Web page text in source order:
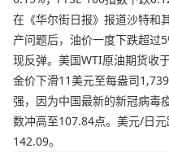
在《华尔街日报》报道沙特和
产问题后，油价一度下跌超过
现反弹。美国WTI原油期货收
金价下滑11美元至每盎司
强，因为中国最新的新冠病毒
数冲高至107.84点。美元/日
142.09。